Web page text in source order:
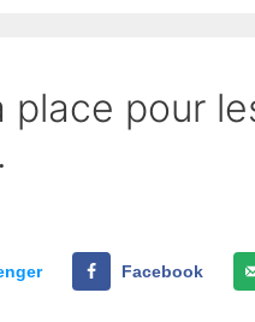
pour
Facebook